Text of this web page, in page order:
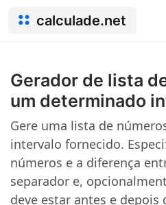
calculade.net
Gerador de lista
um determinado
Gere uma lista de
intervalo fornecido.
números e a diferença
separador e,
deve estar antes e depois